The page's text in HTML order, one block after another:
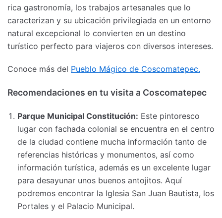
rica gastronomía, los trabajos artesanales que lo
caracterizan y su ubicación privilegiada en un entorno
natural excepcional lo convierten en un destino
turístico perfecto para viajeros con diversos intereses.
Conoce más del Pueblo Mágico de Coscomatepec.
Recomendaciones en tu visita a Coscomatepec
Parque Municipal Constitución: Este pintoresco
lugar con fachada colonial se encuentra en el centro
de la ciudad contiene mucha información tanto de
referencias históricas y monumentos, así como
información turística, además es un excelente lugar
para desayunar unos buenos antojitos. Aquí
podremos encontrar la Iglesia San Juan Bautista, los
Portales y el Palacio Municipal.